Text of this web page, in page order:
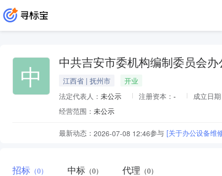
中 中共吉安市委机构编制委员会办
江西省 | 抚州市
开业
法定代表人： 未公示 注册资本： -
成立日
经营范围： 未公示
最新动态： 2026-07-08 12:46参与 [关于办公设备维
招标 （0） 中标 （0） 代理 （0）